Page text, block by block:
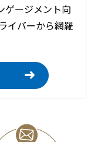
ゲージメント向
イバーから網羅